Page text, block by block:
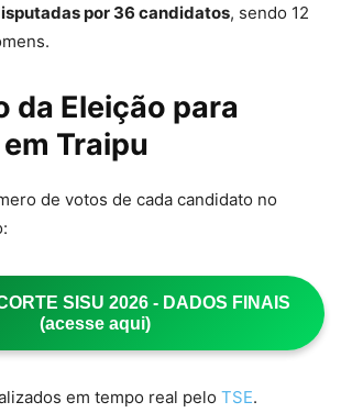
por 36 candidatos, sendo 12
da Eleição para
Traipu
de votos de cada candidato no
SISU 2026 - DADOS FINAIS
(acesse aqui)
em tempo real pelo TSE.